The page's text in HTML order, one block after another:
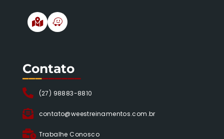
Contato
(27) 98883-8810
contato@weestreinamentos.com.br
Trabalhe Conosco
_________